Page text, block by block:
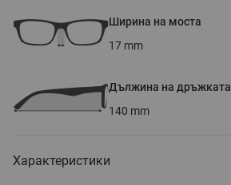
Ширина на моста
17 mm
Дължина на дръжката
140 mm
Характеристики